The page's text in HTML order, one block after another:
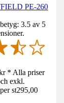
PE-260
3.5 av 5
* Alla priser
exkl.
st295,00